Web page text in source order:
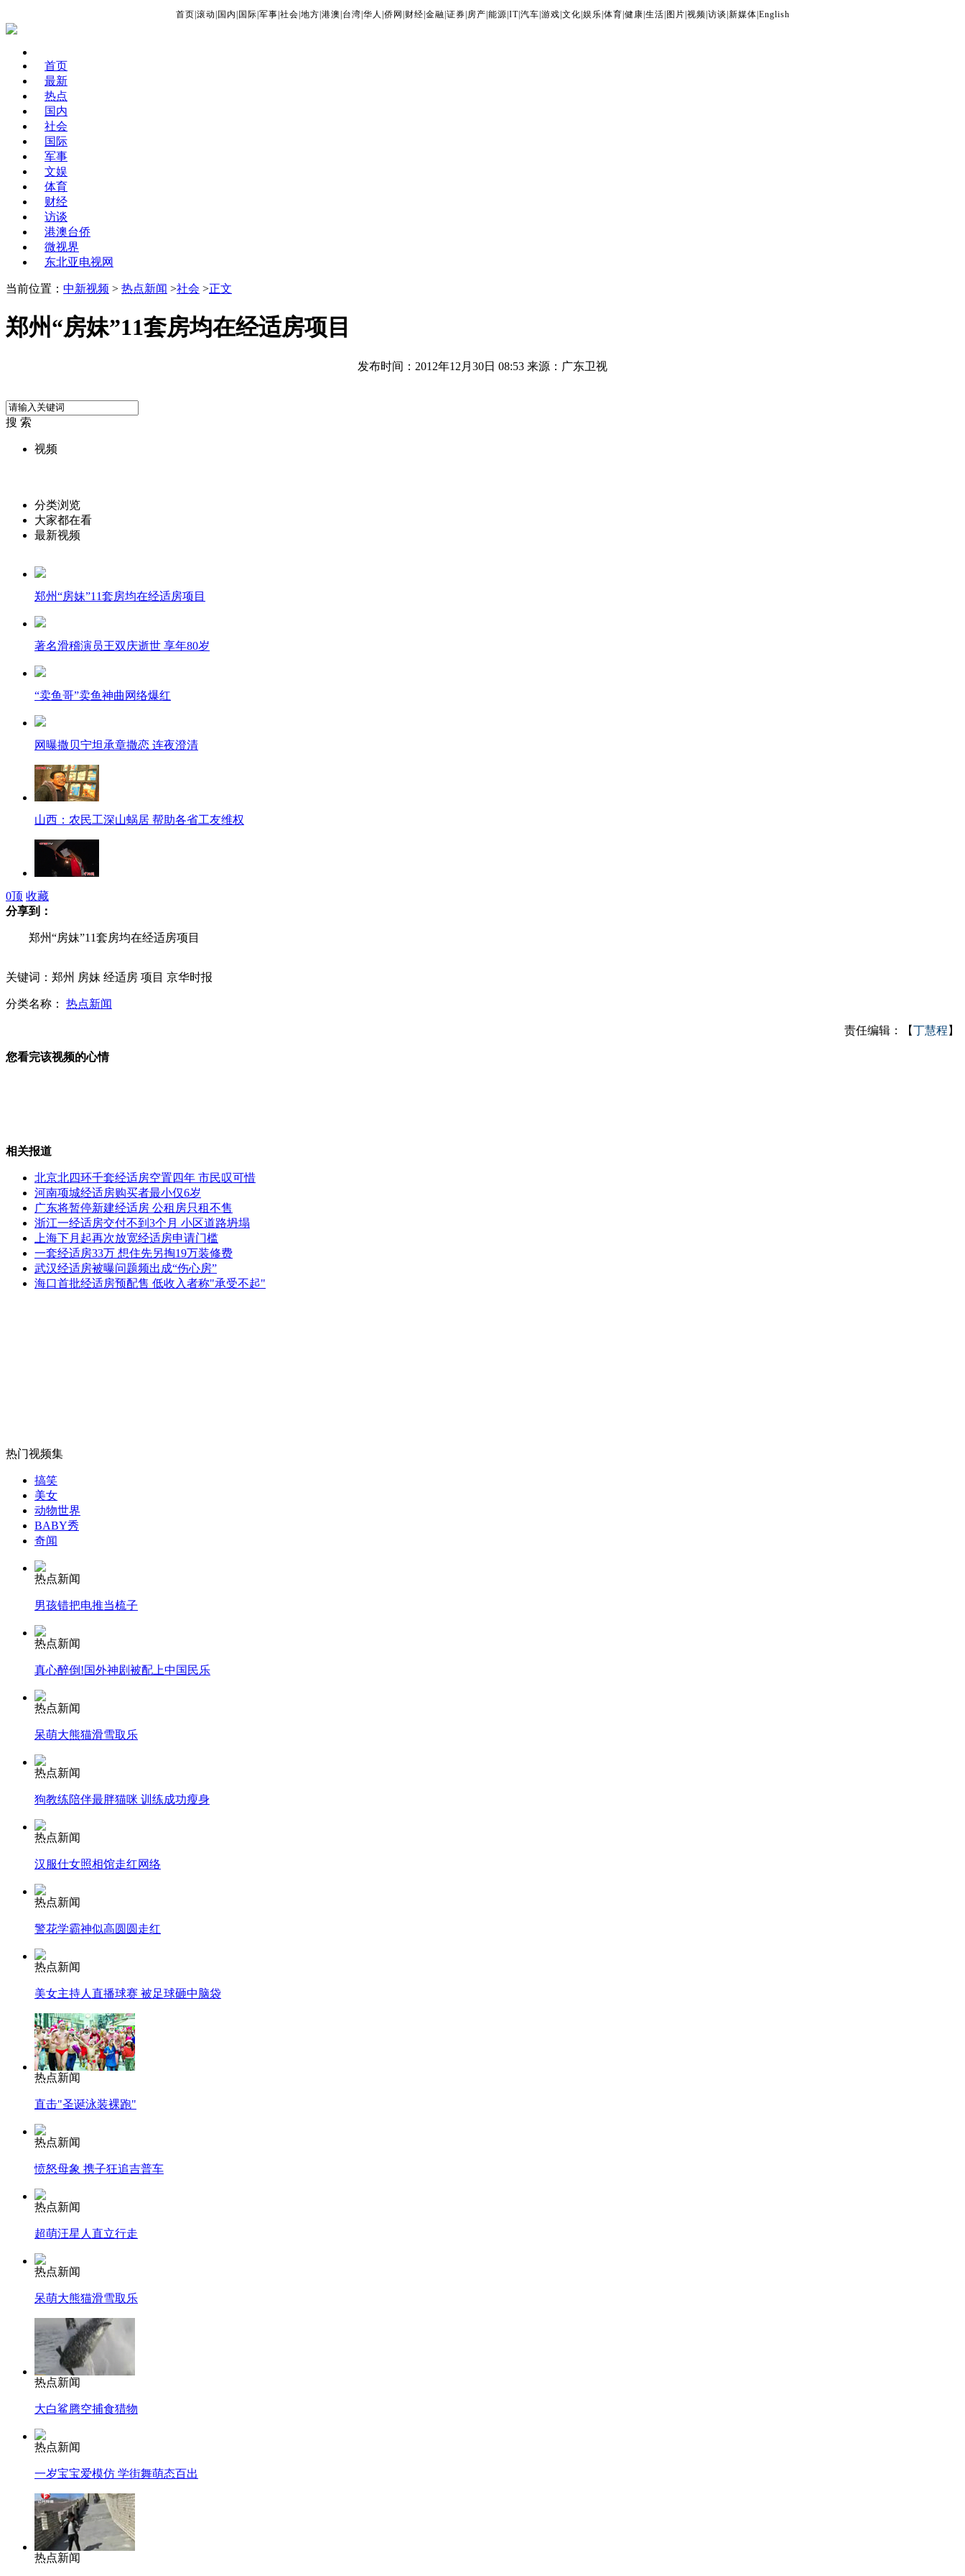
首页 滚动 国内 国际 军事 社会 地方 港澳 台湾 华人 侨网 财经 金融 证券 房产 能源 IT| 汽车 游戏 文化 娱乐 体育 健康 生活 图片 视频 访谈 新媒体 English
首页
最新
热点
国内
社会
国际
军事
文娱
体育
财经
访谈
港澳台侨
微视界
东北亚电视网
当前位置： 中新视频 > 热点新闻 >社会 >正文
郑州“房妹”11套房均在经适房项目
发布时间：2012年12月30日 08:53 来源：广东卫视
搜 索
视频
分类浏览
大家都在看
最新视频
郑州“房妹”11套房均在经适房项目
著名滑稽演员王双庆逝世 享年80岁
“卖鱼哥”卖鱼神曲网络爆红
网曝撒贝宁坦承章撒恋 连夜澄清
山西：农民工深山蜗居 帮助各省工友维权
中国最南端气象局施放探空气球
新西兰华人艺术家晨晓作品亮相中国美术馆
劳动合同法:限制劳务派遣滥用 确定同工同酬
山西运城恶犬咬伤多人 警民合力深夜将其击毙
安徽一实载49人客车翻车
走！跟着总书记去植树
消防员救轻生者 花炮节热闹非凡 减压"枕头大战"
纽约上演“枕头大战”
司机酒驾遇交警 急速倒车逃窜
0顶 收藏
分享到：
郑州“房妹”11套房均在经适房项目
关键词：郑州 房妹 经适房 项目 京华时报
分类名称： 热点新闻
责任编辑：【丁慧程 】
您看完该视频的心情
相关报道
北京北四环千套经适房空置四年 市民叹可惜
河南项城经适房购买者最小仅6岁
广东将暂停新建经适房 公租房只租不售
浙江一经适房交付不到3个月 小区道路坍塌
上海下月起再次放宽经适房申请门槛
一套经适房33万 想住先另掏19万装修费
武汉经适房被曝问题频出成“伤心房”
海口首批经适房预配售 低收入者称"承受不起"
热门视频集
搞笑
美女
动物世界
BABY秀
奇闻
热点新闻
男孩错把电推当梳子
热点新闻
真心醉倒!国外神剧被配上中国民乐
热点新闻
呆萌大熊猫滑雪取乐
热点新闻
狗教练陪伴最胖猫咪 训练成功瘦身
热点新闻
汉服仕女照相馆走红网络
热点新闻
警花学霸神似高圆圆走红
热点新闻
美女主持人直播球赛 被足球砸中脑袋
热点新闻
直击"圣诞泳装裸跑"
热点新闻
愤怒母象 携子狂追吉普车
热点新闻
超萌汪星人直立行走
热点新闻
呆萌大熊猫滑雪取乐
热点新闻
大白鲨腾空捕食猎物
热点新闻
一岁宝宝爱模仿 学街舞萌态百出
热点新闻